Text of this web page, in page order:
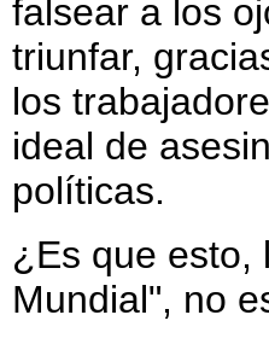
falsear a los
triunfar,
los
ideal de
políticas.
¿Es que esto,
Mundial", no